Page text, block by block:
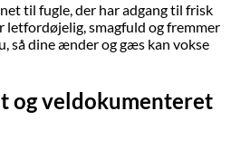
til fugle, der har adgang til frisk
letfordøjelig, smagfuld og fremmer
så dine ænder og gæs kan vokse
og veldokumenteret